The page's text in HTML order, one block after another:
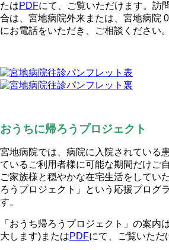
たはPDFにて、ご覧いただけます。訪
合は、宮地病院外来または、宮地病院
にお電話をいただき、ご相談ください。
おうちに帰ろうプロジェクト
宮地病院では、病院に入院されている
ているご利用者様に可能な期間だけご
ご家族様と穏やかな在宅生活をしてい
ろうプロジェクト」という応援プログ
す。
「おうち帰ろうプロジェクト」の案内
大します)またはPDFにて、ご覧いただ